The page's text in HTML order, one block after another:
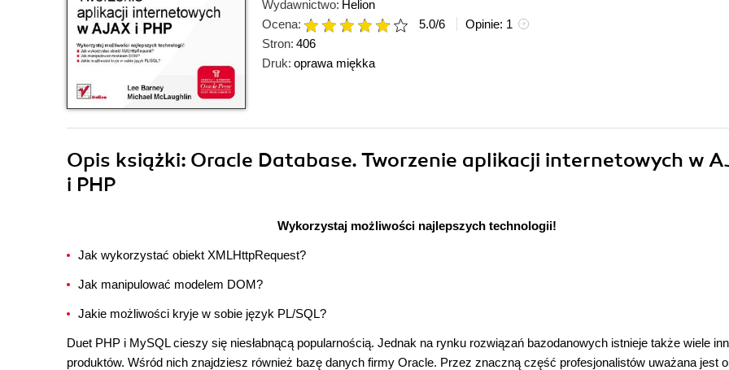
Wydawnictwo: Helion
Ocena:
5.0/6 Opinie: 1
Stron: 406
Druk: oprawa miękka
Opis książki: Oracle Database. Tworzenie aplikacji internetowych w
i PHP
Wykorzystaj możliwości najlepszych technologii!
Jak wykorzystać obiekt XMLHttpRequest?
Jak manipulować modelem DOM?
Jakie możliwości kryje w sobie język PL/SQL?
Duet PHP i MySQL cieszy się niesłabnącą popularnością. Jednak na rynku rozwiązań bazodanowych istnieje także wiele
produktów. Wśród nich znajdziesz również bazę danych firmy Oracle. Przez znaczną część profesjonalistów uważana jest